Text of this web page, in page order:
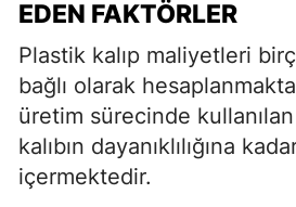
EDEN FAKTÖRLER
Plastik kalıp maliyetleri
bağlı olarak
üretim sürecinde
kalıbın dayanıklılığına
içermektedir.